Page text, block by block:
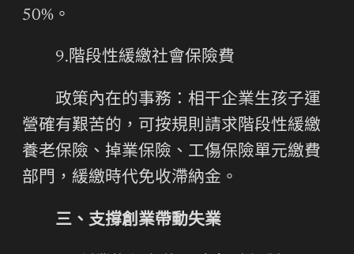
50%。
9.階段性緩繳社會保險費
政策內在的事務：相干企業生孩子運
營確有艱苦的，可按規則請求階段性緩繳
養老保險、掉業保險、工傷保險單元繳費
部門，緩繳時代免收滯納金。
三、支撐創業帶動失業